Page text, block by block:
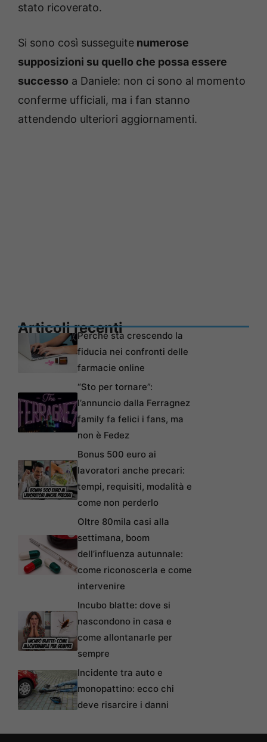
stato ricoverato.
Si sono così susseguite numerose
supposizioni su quello che possa essere
successo a Daniele: non ci sono al momento
conferme ufficiali, ma i fan stanno
attendendo ulteriori aggiornamenti.
Articoli recentiPerché sta crescendo la
fiducia nei confronti delle
farmacie online
“Sto per tornare”:
l’annuncio dalla Ferragnez
family fa felici i fans, ma
non è Fedez
Bonus 500 euro ai
lavoratori anche precari:
tempi, requisiti, modalità e
come non perderlo
Oltre 80mila casi alla
settimana, boom
dell’influenza autunnale:
come riconoscerla e come
intervenire
Incubo blatte: dove si
nascondono in casa e
come allontanarle per
sempre
Incidente tra auto e
monopattino: ecco chi
deve risarcire i danni